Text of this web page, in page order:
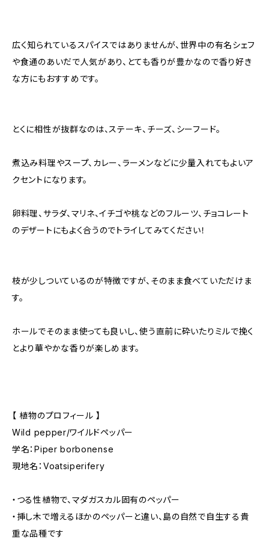
広く知られているスパイスではありませんが、世界中の有名シェフ
や食通のあいだで人気があり、とても香りが豊かなので香り好き
な方にもおすすめです。
とくに相性が抜群なのは、ステーキ、チーズ、シーフード。
煮込み料理やスープ、カレー、ラーメンなどに少量入れてもよいア
クセントになります。
卵料理、サラダ、マリネ、イチゴや桃などのフルーツ、チョコレート
のデザートにもよく合うのでトライしてみてください！
枝が少しついているのが特徴ですが、そのまま食べていただけま
す。
ホールでそのまま使っても良いし、使う直前に砕いたりミルで挽く
とより華やかな香りが楽しめます。
【 植物のプロフィール 】
Wild pepper/ワイルドペッパー
学名：Piper borbonense
現地名：Voatsiperifery
・つる性植物で、マダガスカル固有のペッパー
・挿し木で増えるほかのペッパーと違い、島の自然で自生する貴
重な品種です